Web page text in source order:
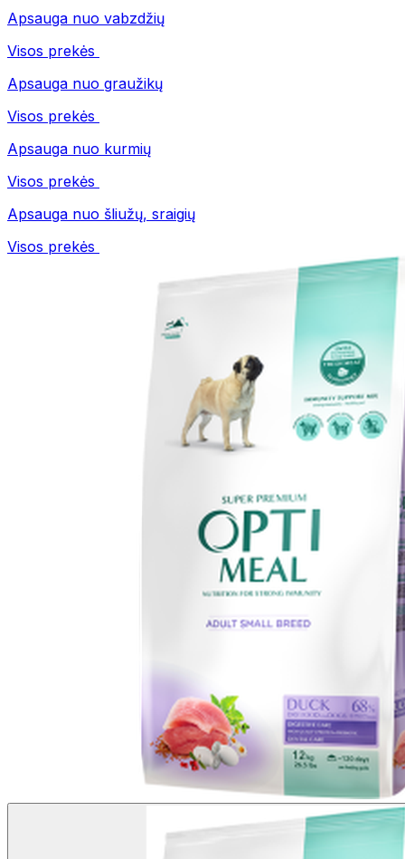
Apsauga nuo vabzdžių
Visos prekės
Apsauga nuo graužikų
Visos prekės
Apsauga nuo kurmių
Visos prekės
Apsauga nuo šliužų, sraigių
Visos prekės